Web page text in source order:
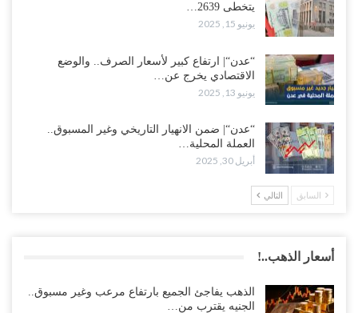
يتخطى 2639…
يونيو 15, 2025
“عدن“| ارتفاع كبير لأسعار الصرف.. والوضع
الاقتصادي يخرج عن…
يونيو 13, 2025
“عدن“| ضمن الانهيار التاريخي وغير المسبوق..
العملة المحلية…
أبريل 30, 2025
السابق التالي
أسعار الذهب..!
الذهب يفاجئ الجميع بارتفاع مرعب وغير مسبوق..
الجنيه يقترب من…